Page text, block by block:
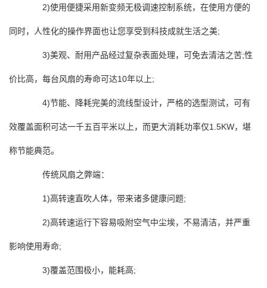
2)使用便捷采用新变频无极调速控制系统，在使用方便的
同时，人性化的操作界面也让您享受到科技成就生活之美;
3)美观、耐用产品经过复杂表面处理，可免去清洁之苦;性
价比高，每台风扇的寿命可达10年以上;
4)节能、降耗完美的流线型设计，严格的选型测试，可有
效覆盖面积可达一千五百平米以上，而更大消耗功率仅1.5KW，堪
称节能典范。
传统风扇之弊端：
1)高转速直吹人体，带来诸多健康问题;
2)高转速运行下容易吸附空气中尘埃，不易清洁，并严重
影响使用寿命;
3)覆盖范围极小，能耗高;